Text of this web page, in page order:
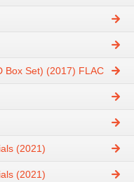
Box Set) (2017) FLAC
(2021)
(2021)